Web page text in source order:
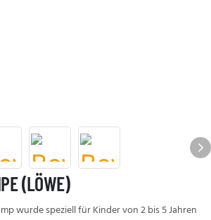
(LÖWE)
wurde speziell für Kinder von 2 bis 5 Jahren